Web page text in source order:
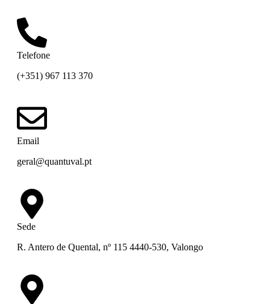
Telefone
(+351) 967 113 370
Email
geral@quantuval.pt
Sede
R. Antero de Quental, nº 115 4440-530, Valongo